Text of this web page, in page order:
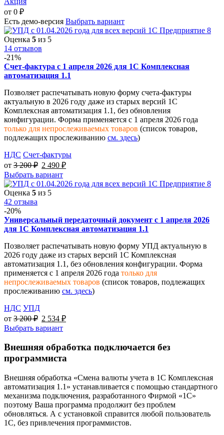
от 0 ₽
Есть демо-версия Выбрать вариант
Оценка 5 из 5
14 отзывов
-21%
Счет-фактура с 1 апреля 2026 для 1С Комплексная
автоматизация 1.1
Позволяет распечатывать новую форму счета-фактуры
актуальную в 2026 году даже из старых версий 1С
Комплексная автоматизация 1.1, без обновления
конфигурации. Форма применяется с 1 апреля 2026 года
только для непрослеживаемых товаров (список товаров,
подлежащих прослеживанию см. здесь)
НДС Счет-фактуры
от 3 200₽ 2 490 ₽
Выбрать вариант
Оценка 5 из 5
42 отзыва
-20%
Универсальный передаточный документ с 1 апреля 2026
для 1С Комплексная автоматизация 1.1
Позволяет распечатывать новую форму УПД актуальную в
2026 году даже из старых версий 1С Комплексная
автоматизация 1.1, без обновления конфигурации. Форма
применяется с 1 апреля 2026 года только для
непрослеживаемых товаров (список товаров, подлежащих
прослеживанию см. здесь)
НДС УПД
от 3 200₽ 2 534 ₽
Выбрать вариант
Внешняя обработка подключается без
программиста
Внешняя обработка «Смена валюты учета в 1С Комплексная
автоматизация 1.1» устанавливается с помощью стандартного
механизма подключения, разработанного Фирмой «1С»
поэтому Ваша программа продолжит без проблем
обновляться. А с установкой справится любой пользователь
1С, без привлечения программистов.